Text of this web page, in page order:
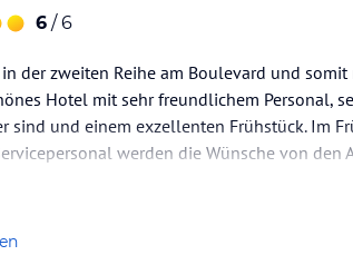
6 / 6
der zweiten Reihe am Boulevard und
Hotel mit sehr freundlichem Personal,
sind und einem exzellenten Frühstück. Im
werden die Wünsche von den